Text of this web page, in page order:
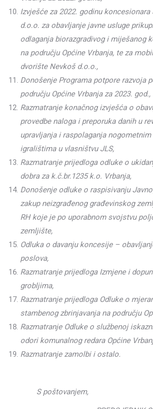
Izvješće za 2022. godinu koncesionara
d.o.o. za obavljanje javne usluge
odlaganja biorazgradivog i miješanog
na području Općine Vrbanja, te za
dvorište Nevkoš d.o.o.,
Donošenje Programa potpore razvoja
području Općine Vrbanja za 2023. god.,
Razmatranje konačnog izvješća o
provedbe naloga i preporuka danih u
upravljanja i raspolaganja
igralištima u vlasništvu JLS,
Razmatranje prijedloga odluke o
dobra za k.č.br.1235 k.o. Vrbanja,
Donošenje odluke o raspisivanju
zakup neizgrađenog građevinskog
RH koje je po uporabnom svojstvu
zemljište,
Odluka o davanju koncesije –
poslova,
Razmatranje prijedloga Izmjene i
grobljima,
Razmatranje prijedloga Odluke o
stambenog zbrinjavanja na području
Razmatranje Odluke o službenoj
odori komunalnog redara Općine
Razmatranje zamolbi i ostalo.
S poštovanjem,